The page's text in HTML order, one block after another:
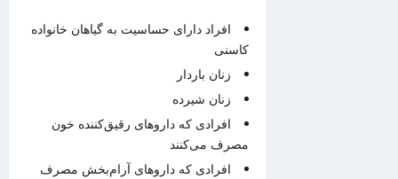
افراد دارای حساسیت به گیاهان خانواده
کاسنی
زنان باردار
زنان شیرده
افرادی که داروهای رقیق‌کننده خون
مصرف می‌کنند
افرادی که داروهای آرام‌بخش مصرف